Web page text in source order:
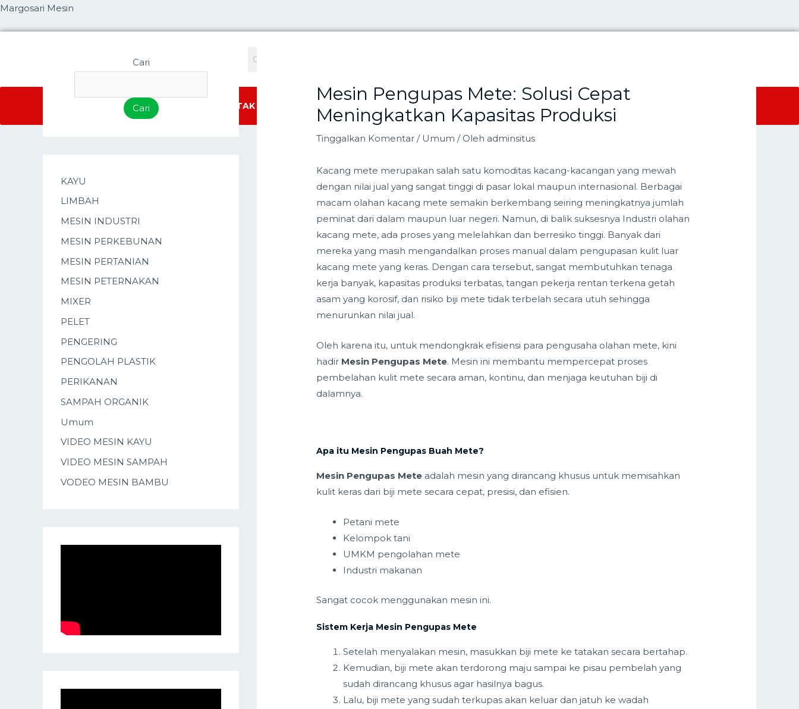
Lewati
Margosari Mesin
TENTANG KAMI KONTAK KATEGORI LIMBAH MESIN PETERNAKAN PERIKANAN
Cari
Cari
KAYU
LIMBAH
MESIN INDUSTRI
MESIN PERKEBUNAN
MESIN PERTANIAN
MESIN PETERNAKAN
MIXER
PELET
PENGERING
PENGOLAH PLASTIK
PERIKANAN
SAMPAH ORGANIK
Umum
VIDEO MESIN KAYU
VIDEO MESIN SAMPAH
VODEO MESIN BAMBU
Mesin Pengupas Mete: Solusi Cepat
Meningkatkan Kapasitas Produksi
Tinggalkan Komentar / Umum / Oleh adminsitus
Kacang mete merupakan salah satu komoditas kacang-kacangan yang mewah
dengan nilai jual yang sangat tinggi di pasar lokal maupun internasional. Berbagai
macam olahan kacang mete semakin berkembang seiring meningkatnya jumlah
peminat dari dalam maupun luar negeri. Namun, di balik suksesnya Industri olahan
kacang mete, ada proses yang melelahkan dan berresiko tinggi. Banyak dari
mereka yang masih mengandalkan proses manual dalam pengupasan kulit luar
kacang mete yang keras. Dengan cara tersebut, sangat membutuhkan tenaga
kerja banyak, kapasitas produksi terbatas, tangan pekerja rentan terkena getah
asam yang korosif, dan risiko biji mete tidak terbelah secara utuh sehingga
menurunkan nilai jual.
Oleh karena itu, untuk mendongkrak efisiensi para pengusaha olahan mete, kini
hadir Mesin Pengupas Mete. Mesin ini membantu mempercepat proses
pembelahan kulit mete secara aman, kontinu, dan menjaga keutuhan biji di
dalamnya.
Apa itu Mesin Pengupas Buah Mete?
Mesin Pengupas Mete adalah mesin yang dirancang khusus untuk memisahkan
kulit keras dari biji mete secara cepat, presisi, dan efisien.
Petani mete
Kelompok tani
UMKM pengolahan mete
Industri makanan
Sangat cocok menggunakan mesin ini.
Sistem Kerja Mesin Pengupas Mete
Setelah menyalakan mesin, masukkan biji mete ke tatakan secara bertahap.
Kemudian, biji mete akan terdorong maju sampai ke pisau pembelah yang
sudah dirancang khusus agar hasilnya bagus.
Lalu, biji mete yang sudah terkupas akan keluar dan jatuh ke wadah